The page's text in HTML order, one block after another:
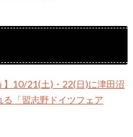
】10/21(土)・22(日)に津田沼
「習志野ドイツフェア